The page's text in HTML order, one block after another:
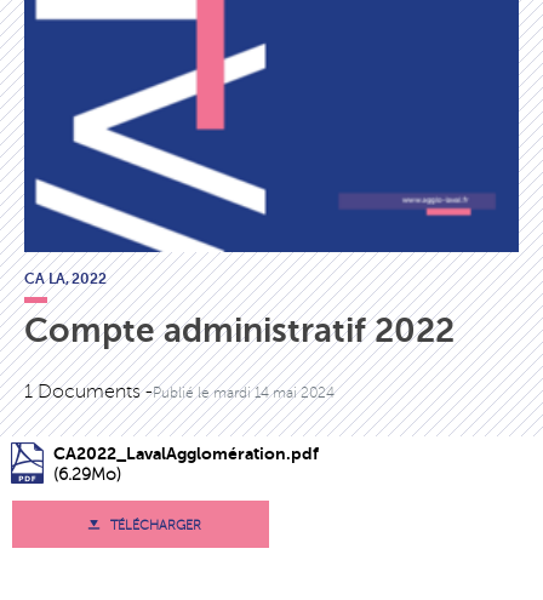
CA LA,2022
Compte administratif 2022
1 Documents -Publié lemardi 14 mai 2024
CA2022_LavalAgglomération.pdf
(6.29Mo)
TÉLÉCHARGER